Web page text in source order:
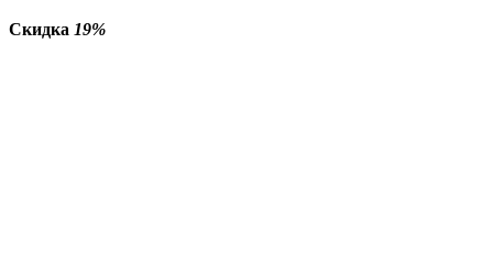
Скидка 19%